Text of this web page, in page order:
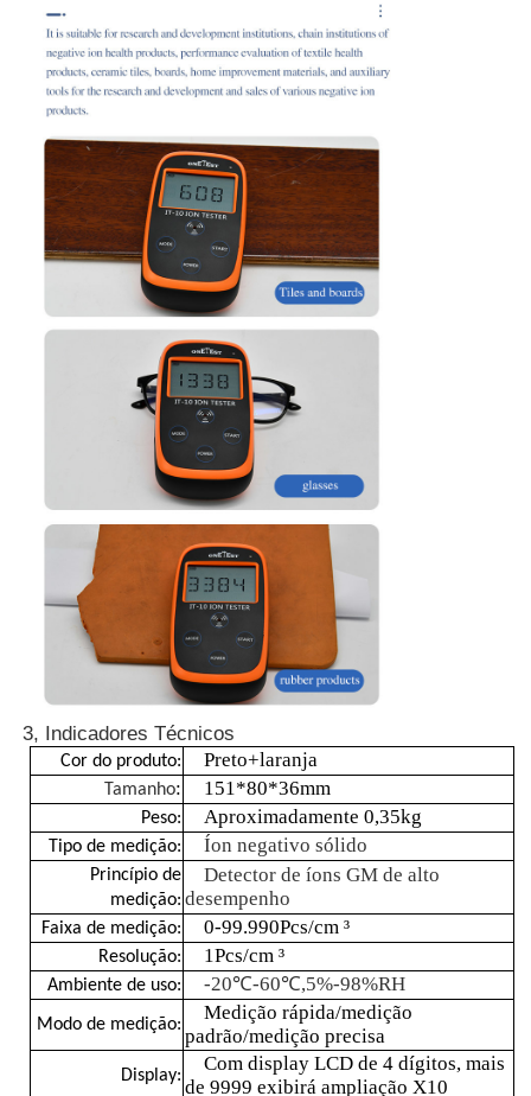
Detector de Radiação Nuclear
Dosímetro pessoal
sensor do raio de x
Sistema de Monitoramento de Radiação Nuclear
detector do rádon
Monitor de íons negativos atmosféricos
Detector de PM2.5
Contador da partícula de poeira
Sensor de matéria particulada
Dispositivo de controlo da qualidade do ar
Sistema de monitorização da qualidade do ar exterior
Detector de íons negativos
Detector de Ozônio
Taiwan Huibo Série de Instrumentos Ultrassônicos
3, Indicadores Técnicos
Cor do produto: Preto+laranja
Tamanho: 151*80*36mm
Peso: Aproximadamente 0,35kg
Tipo de medição: Íon negativo sólido
Princípio de
medição:
Detector de íons GM de alto
desempenho
Faixa de medição: 0-99.990Pcs/cm ³
Resolução: 1Pcs/cm ³
Ambiente de uso: -20℃-60℃,5%-98%RH
Modo de medição:
Medição rápida/medição
padrão/medição precisa
Display:
Com display LCD de 4 dígitos, mais
de 9999 exibirá ampliação X10